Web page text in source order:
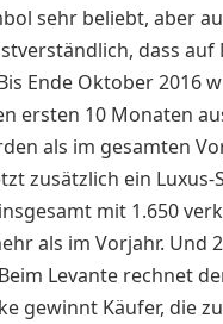
sehr beliebt, aber
dass
Ende Oktober 2016
ersten 10 Monaten
als im gesamten
zusätzlich ein
mit 1.650
als im Vorjahr. Und
Levante rechnet
gewinnt Käufer, die